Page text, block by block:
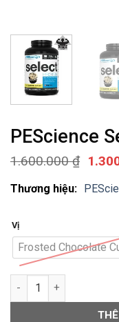
PEScience
1.600.000₫ Giá
là:
Thương hiệu:
Vị
Frosted Chocolate
PEScience Select